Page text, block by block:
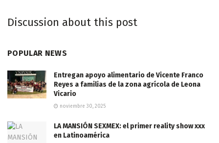
Discussion about this post
POPULAR NEWS
Entregan apoyo alimentario de Vicente Franco
Reyes a familias de la zona agrícola de Leona
Vicario
noviembre 30, 2025
LA MANSIÓN SEXMEX: el primer reality show xxx
en Latinoamérica